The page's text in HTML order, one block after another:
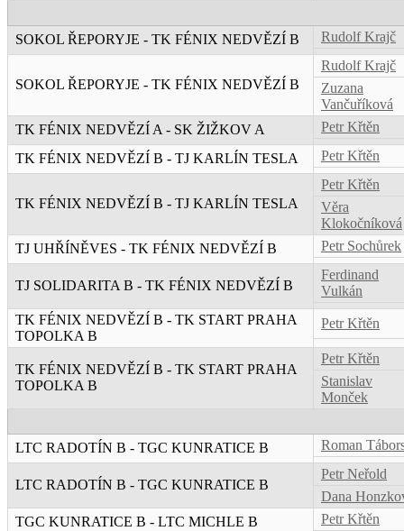
SOKOL ŘEPORYJE - TK FÉNIX NEDVĚZÍ B Rudolf Krajč
SOKOL ŘEPORYJE - TK FÉNIX NEDVĚZÍ B
Rudolf Krajč
Zuzana
Vančuříková
TK FÉNIX NEDVĚZÍ A - SK ŽIŽKOV A
Petr Křtěn
TK FÉNIX NEDVĚZÍ B - TJ KARLÍN TESLA Petr Křtěn
TK FÉNIX NEDVĚZÍ B - TJ KARLÍN TESLA
Petr Křtěn
Věra
Klokočníková
TJ UHŘÍNĚVES - TK FÉNIX NEDVĚZÍ B
Petr Sochůrek
TJ SOLIDARITA B - TK FÉNIX NEDVĚZÍ B
Ferdinand
Vulkán
TK FÉNIX NEDVĚZÍ B - TK START PRAHA
TOPOLKA B
Petr Křtěn
TK FÉNIX NEDVĚZÍ B - TK START PRAHA
TOPOLKA B
Petr Křtěn
Stanislav
Monček
LTC RADOTÍN B - TGC KUNRATICE B Roman
LTC RADOTÍN B - TGC KUNRATICE B
Petr Neřold
Dana
TGC KUNRATICE B - LTC MICHLE B
Petr Křtěn